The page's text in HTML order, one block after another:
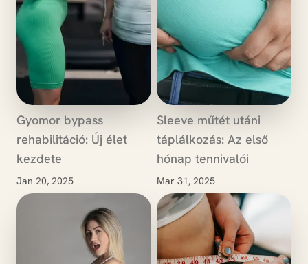
Gyomor bypass
rehabilitáció: Új élet
kezdete
Jan 20, 2025
Sleeve műtét utáni
táplálkozás: Az első
hónap tennivalói
Mar 31, 2025